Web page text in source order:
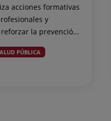
acciones formativas
y
la prevenció...
PÚBLICA